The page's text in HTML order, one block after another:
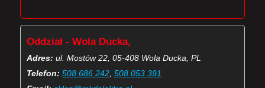
Oddział - Wola Ducka,
Adres: ul. Mostów 22, 05-408 Wola Ducka, PL
Telefon: 508 686 242 508 053 391